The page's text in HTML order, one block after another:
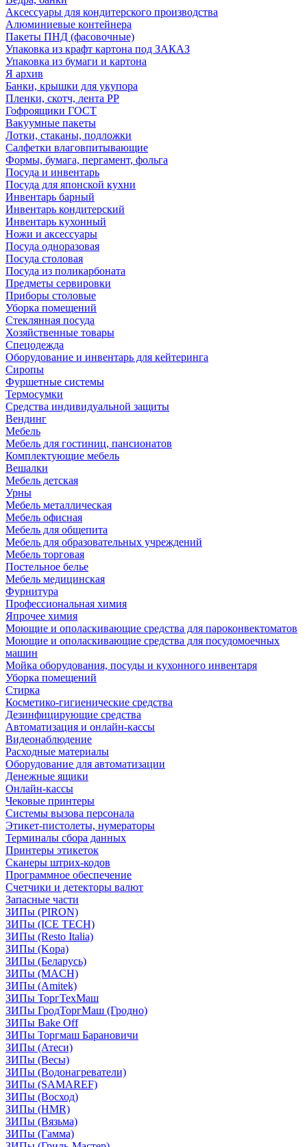
Аксессуары для кондитерского производства
Алюминиевые контейнера
Пакеты ПНД (фасовочные)
Упаковка из крафт картона под ЗАКАЗ
Упаковка из бумаги и картона
Я архив
Банки, крышки для укупора
Пленки, скотч, лента РР
Гофроящики ГОСТ
Вакуумные пакеты
Лотки, стаканы, подложки
Салфетки влаговпитывающие
Формы, бумага, пергамент, фольга
Посуда и инвентарь
Посуда для японской кухни
Инвентарь барный
Инвентарь кондитерский
Инвентарь кухонный
Ножи и аксессуары
Посуда одноразовая
Посуда столовая
Посуда из поликарбоната
Предметы сервировки
Приборы столовые
Уборка помещений
Стеклянная посуда
Хозяйственные товары
Спецодежда
Оборудование и инвентарь для кейтеринга
Сиропы
Фуршетные системы
Термосумки
Средства индивидуальной защиты
Вендинг
Мебель
Мебель для гостиниц, пансионатов
Комплектующие мебель
Вешалки
Мебель детская
Урны
Мебель металлическая
Мебель офисная
Мебель для общепита
Мебель для образовательных учреждений
Мебель торговая
Постельное белье
Мебель медицинская
Фурнитура
Профессиональная химия
Япрочее химия
Моющие и ополаскивающие средства для пароконвектоматов
Моющие и ополаскивающие средства для посудомоечных
машин
Мойка оборудования, посуды и кухонного инвентаря
Уборка помещений
Стирка
Косметико-гигиенические средства
Дезинфицирующие средства
Автоматизация и онлайн-кассы
Видеонаблюдение
Расходные материалы
Оборудование для автоматизации
Денежные ящики
Онлайн-кассы
Чековые принтеры
Системы вызова персонала
Этикет-пистолеты, нумераторы
Терминалы сбора данных
Принтеры этикеток
Сканеры штрих-кодов
Программное обеспечение
Счетчики и детекторы валют
Запасные части
ЗИПы (PIRON)
ЗИПы (ICE TECH)
ЗИПы (Resto Italia)
ЗИПы (Kopa)
ЗИПы (Беларусь)
ЗИПы (MACH)
ЗИПы (Amitek)
ЗИПы ТоргТехМаш
ЗИПы ГродТоргМаш (Гродно)
ЗИПы Bake Off
ЗИПы Торгмаш Барановичи
ЗИПы (Атеси)
ЗИПы (Весы)
ЗИПы (Водонагреватели)
ЗИПы (SAMAREF)
ЗИПы (Восход)
ЗИПы (HMR)
ЗИПы (Вязьма)
ЗИПы (Гамма)